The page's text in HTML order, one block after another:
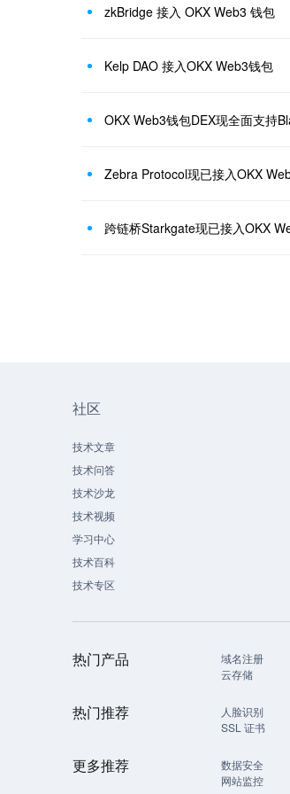
zkBridge 接入 OKX Web3 钱包
Kelp DAO 接入OKX Web3钱包
OKX Web3钱包DEX现全面支持
Zebra Protocol现已接入OKX
跨链桥Starkgate现已接入OKX
社区
技术文章
技术问答
技术沙龙
技术视频
学习中心
技术百科
技术专区
热门产品 域名注册
云存储
热门推荐 人脸识别
SSL 证书
更多推荐 数据安全
网站监控